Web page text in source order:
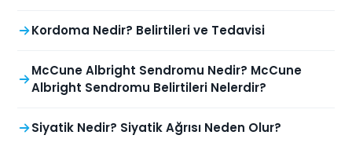
Kordoma Nedir? Belirtileri ve Tedavisi
McCune Albright Sendromu Nedir? McCune
Albright Sendromu Belirtileri Nelerdir?
Siyatik Nedir? Siyatik Ağrısı Neden Olur?